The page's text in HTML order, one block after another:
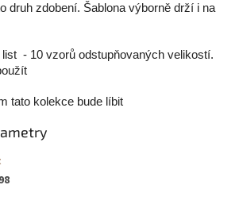
druh zdobení. Šablona výborně drží i na
list - 10 vzorů odstupňovaných velikostí.
tato kolekce bude líbit